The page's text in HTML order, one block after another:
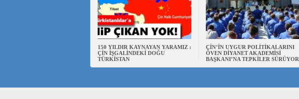
150 YILDIR KAYNAYAN YARAMIZ :
ÇİN İŞGALİNDEKİ DOĞU
TÜRKİSTAN
ÇİN’İN UYGUR POLİTİKALARINI
ÖVEN DİYANET AKADEMİSİ
BAŞKANI’NA TEPKİLER SÜRÜYOR